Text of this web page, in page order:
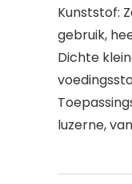
Kunststof:
gebruik,
Dichte
luzerne,